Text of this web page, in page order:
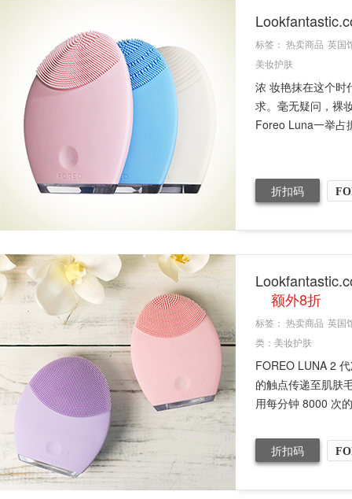
标签： 热卖商品 英国
美妆护肤
浓 妆艳抹在这个时
求。毫无疑问，裸
Foreo Luna一举占
折扣码
额外8折
标签： 热卖商品 英国
类： 美妆护肤
FOREO LUNA 2
的触点传递至肌肤
用每分钟 8000 次
折扣码